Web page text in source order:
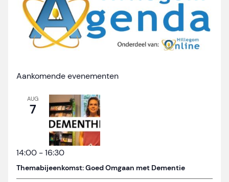
Aankomende evenementen
AUG
7
14:00 -16:30
Themabijeenkomst: Goed Omgaan met Dementie